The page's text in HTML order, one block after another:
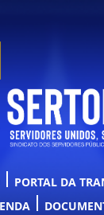
PORTAL DA